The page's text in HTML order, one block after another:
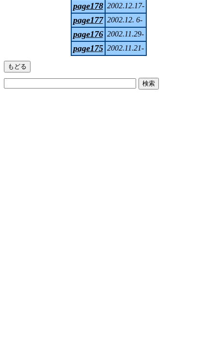
page178 2002.12.17-
page177 2002.12. 6-
page176 2002.11.29-
page175 2002.11.21-